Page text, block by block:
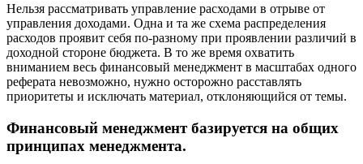
Нельзя рассматривать управление расходами в отрыве от
управления доходами. Одна и та же схема распределения
расходов проявит себя по-разному при проявлении различий в
доходной стороне бюджета. В то же время охватить
вниманием весь финансовый менеджмент в масштабах одного
реферата невозможно, нужно осторожно расставлять
приоритеты и исключать материал, отклоняющийся от темы.
Финансовый менеджмент базируется на общих
принципах менеджмента.